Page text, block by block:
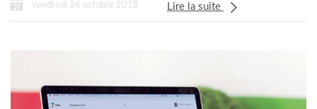
vendredi 26 octobre 2018 Lire la suite